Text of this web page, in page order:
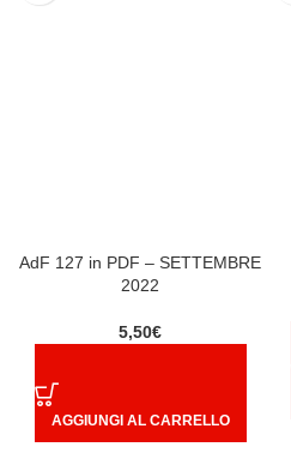
AdF 127 in PDF – SETTEMBRE
2022
5,50€
AGGIUNGI AL CARRELLO